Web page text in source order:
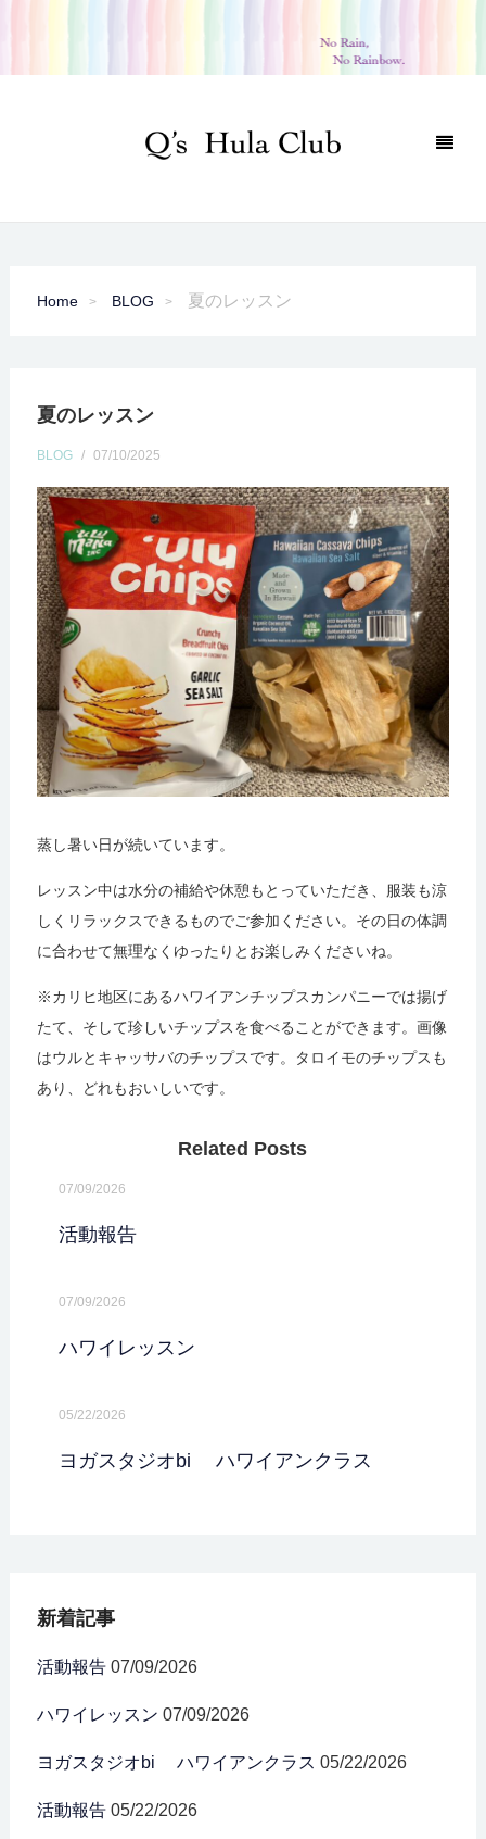
Home BLOG 夏のレッスン
夏のレッスン
BLOG / 07/10/2025
蒸し暑い日が続いています。
レッスン中は水分の補給や休憩もとっていただき、服装も涼
しくリラックスできるものでご参加ください。その日の体調
に合わせて無理なくゆったりとお楽しみくださいね。
※カリヒ地区にあるハワイアンチップスカンパニーでは揚げ
たて、そして珍しいチップスを食べることができます。画像
はウルとキャッサバのチップスです。タロイモのチップスも
あり、どれもおいしいです。
Related Posts
07/09/2026
活動報告
07/09/2026
ハワイレッスン
05/22/2026
ヨガスタジオbi ハワイアンクラス
新着記事
活動報告 07/09/2026
ハワイレッスン 07/09/2026
ヨガスタジオbi ハワイアンクラス 05/22/2026
活動報告 05/22/2026